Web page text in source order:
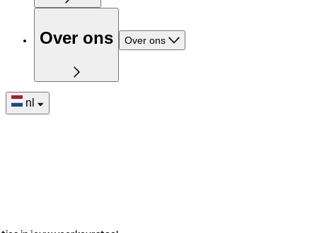
Over ons Over ons
nl